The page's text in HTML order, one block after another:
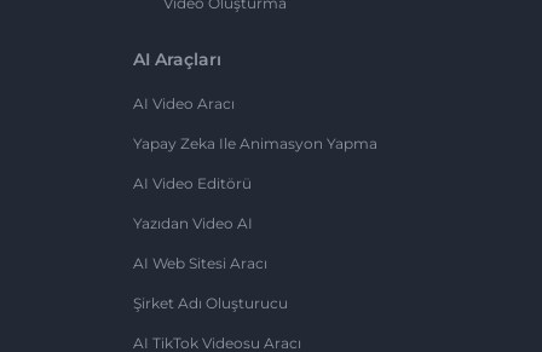
AI Araçları
AI Video Aracı
Yapay Zeka Ile Animasyon Yapma
AI Video Editörü
Yazıdan Video AI
AI Web Sitesi Aracı
Şirket Adı Oluşturucu
AI TikTok Videosu Aracı